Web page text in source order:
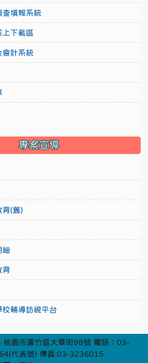
查填報系統
上下載區
會計系統
專案宣導
育(舊)
細
育
輔導訪視平台
園市蘆竹區大華街98號 電話：03-
代表號) 傳真:03-3236015